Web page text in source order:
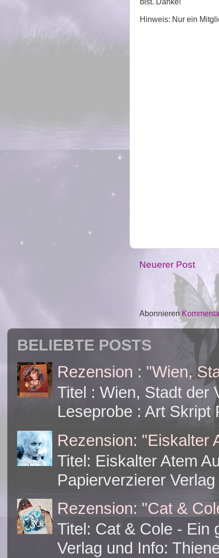
Hinweis: Nur ein
Neuerer Post
Abonnieren
BELIEBTE POSTS
Rezension : "Wien,
Titel : Wien, Stadt der
Leseprobe : Art Skript
Rezension: "Eiskalter
Titel: Eiskalter Atem
Papierverzierer
Rezension: "Cat &
Titel: Cat & Cole - Ein
Verlag und Info: